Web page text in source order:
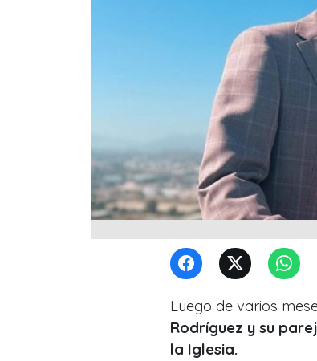
Luego de varios
Rodríguez y su
la Iglesia.